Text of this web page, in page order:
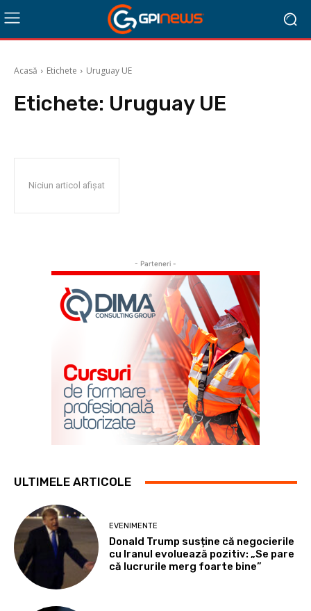
Acasă Etichete Uruguay UE
Etichete: Uruguay UE
Niciun articol afișat
- Parteneri -
ULTIMELE ARTICOLE
EVENIMENTE
Donald Trump susține că negocierile
cu Iranul evoluează pozitiv: „Se pare
că lucrurile merg foarte bine”